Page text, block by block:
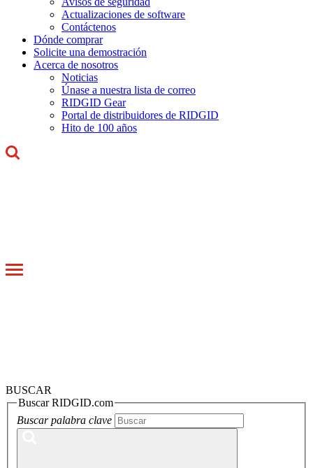
Actualizaciones de software
Contáctenos
Dónde comprar
Solicite una demostración
Acerca de nosotros
Noticias
Únase a nuestra lista de correo
RIDGID Gear
Portal de distribuidores de RIDGID
Hito de 100 años
Toggle
BUSCAR
Buscar RIDGID.com
Buscar palabra clave